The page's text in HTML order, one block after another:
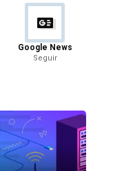
Google News
Seguir